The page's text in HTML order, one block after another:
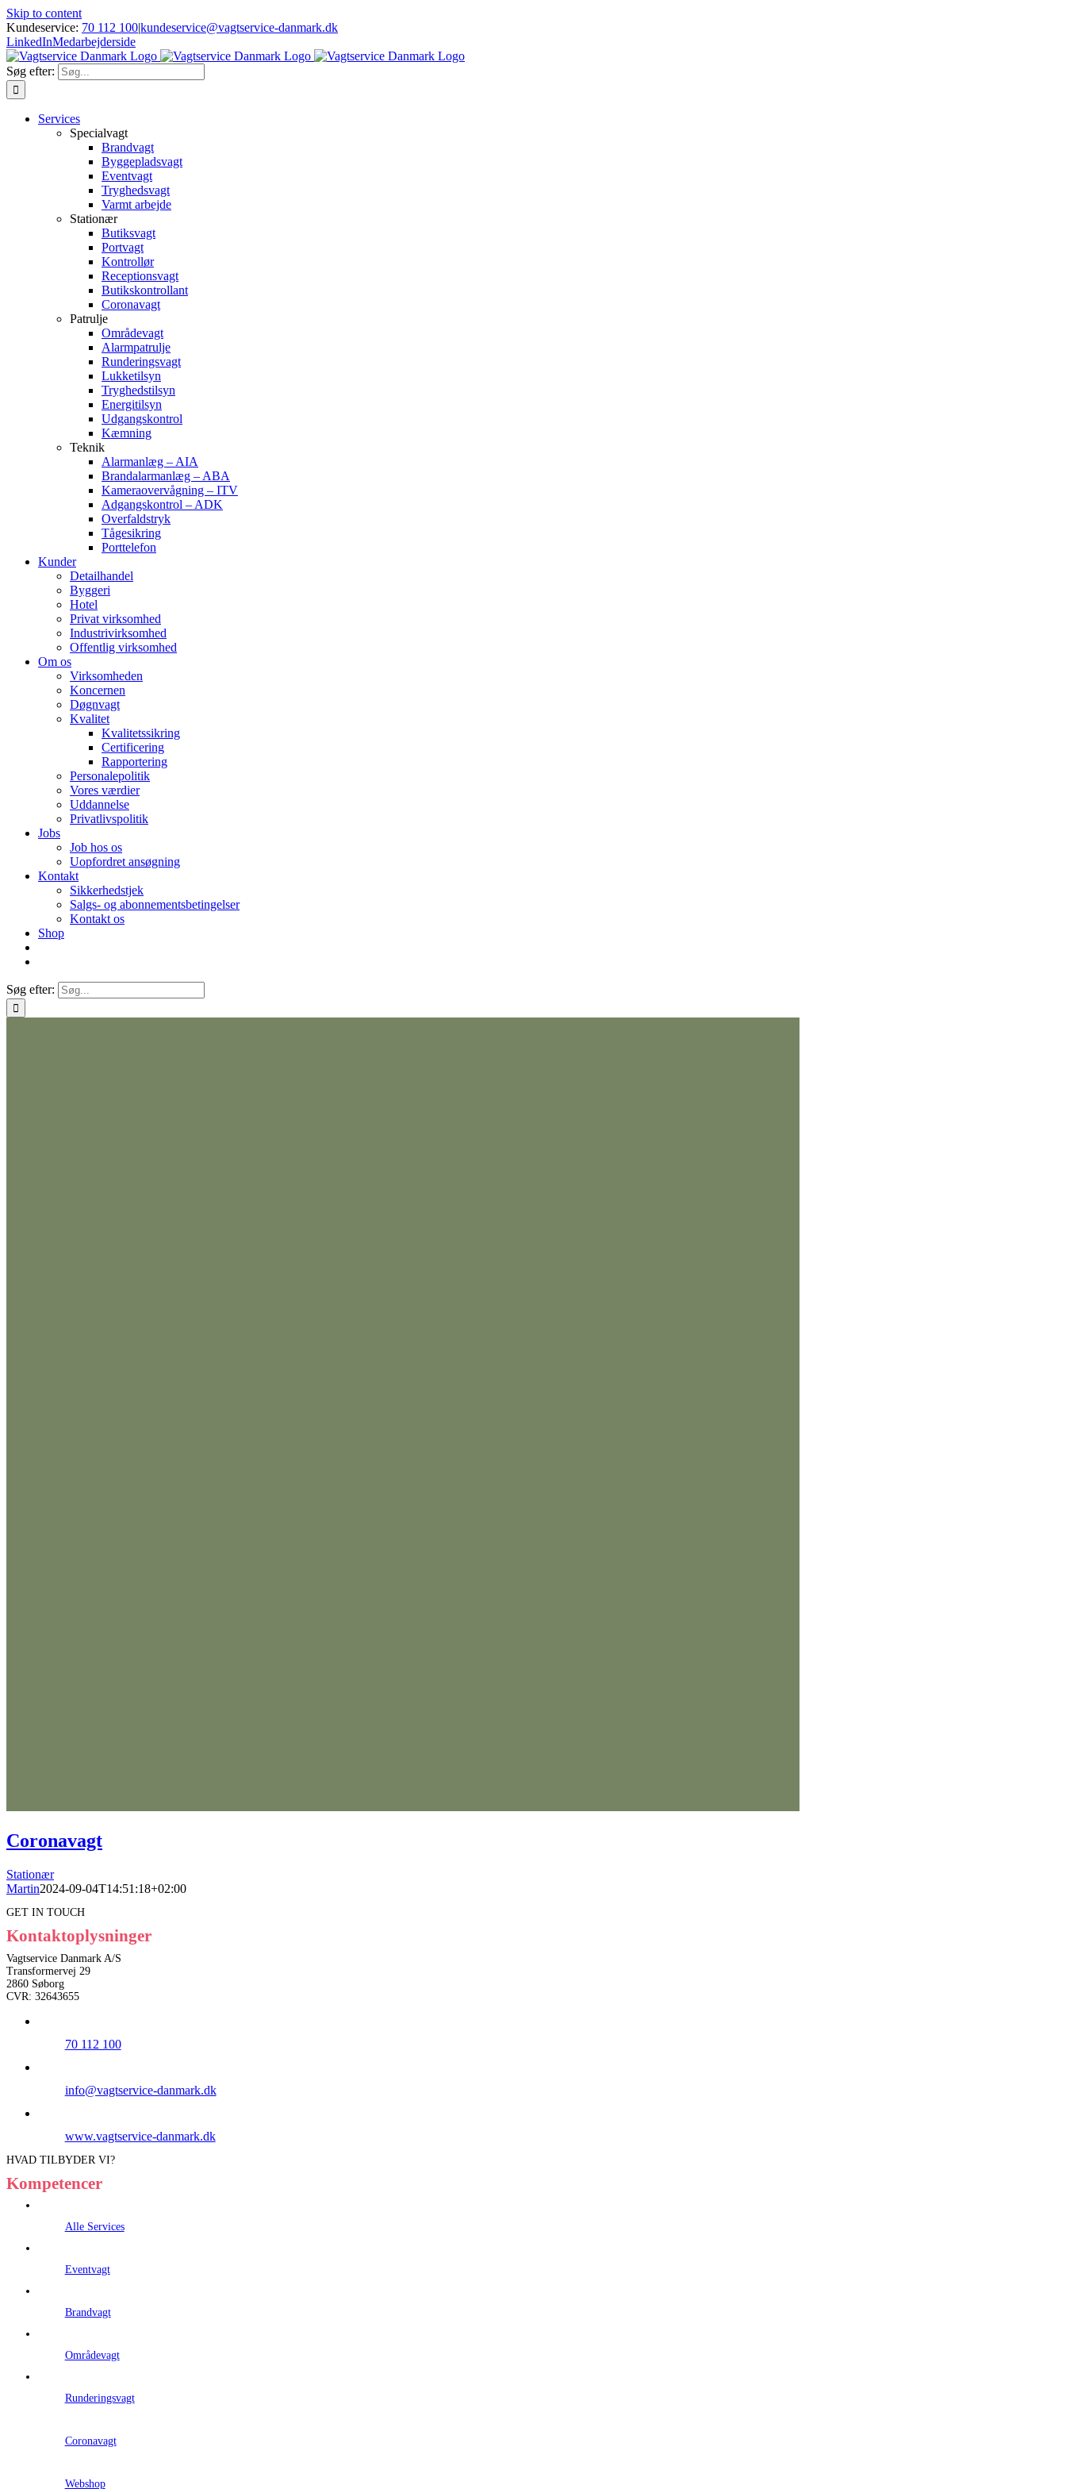
Skip to content
Kundeservice: 70 112 100|kundeservice@vagtservice-danmark.dk
LinkedInMedarbejderside
Søg efter:
Services
Specialvagt
Brandvagt
Byggepladsvagt
Eventvagt
Tryghedsvagt
Varmt arbejde
Stationær
Butiksvagt
Portvagt
Kontrollør
Receptionsvagt
Butikskontrollant
Coronavagt
Patrulje
Områdevagt
Alarmpatrulje
Runderingsvagt
Lukketilsyn
Tryghedstilsyn
Energitilsyn
Udgangskontrol
Kæmning
Teknik
Alarmanlæg – AIA
Brandalarmanlæg – ABA
Kameraovervågning – ITV
Adgangskontrol – ADK
Overfaldstryk
Tågesikring
Porttelefon
Kunder
Detailhandel
Byggeri
Hotel
Privat virksomhed
Industrivirksomhed
Offentlig virksomhed
Om os
Virksomheden
Koncernen
Døgnvagt
Kvalitet
Kvalitetssikring
Certificering
Rapportering
Personalepolitik
Vores værdier
Uddannelse
Privatlivspolitik
Jobs
Job hos os
Uopfordret ansøgning
Kontakt
Sikkerhedstjek
Salgs- og abonnementsbetingelser
Kontakt os
Shop
Søg efter:
Coronavagt
Stationær
Martin2024-09-04T14:51:18+02:00
GET IN TOUCH
Kontaktoplysninger
Vagtservice Danmark A/S
Transformervej 29
2860 Søborg
CVR: 32643655
70 112 100
info@vagtservice-danmark.dk
www.vagtservice-danmark.dk
HVAD TILBYDER VI?
Kompetencer
Alle Services
Eventvagt
Brandvagt
Områdevagt
Runderingsvagt
Coronavagt
Webshop